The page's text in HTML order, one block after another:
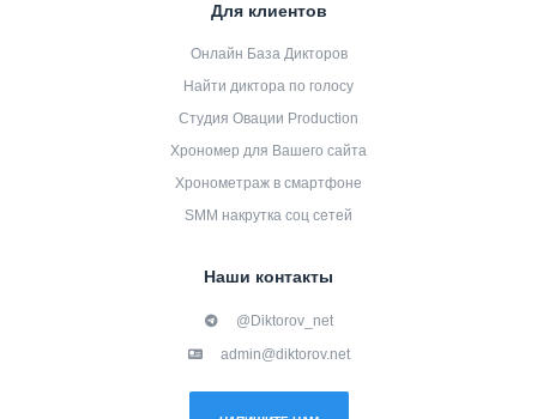
Для клиентов
Онлайн База Дикторов
Найти диктора по голосу
Студия Овации Production
Хрономер для Вашего сайта
Хронометраж в смартфоне
SMM накрутка соц сетей
Наши контакты
@Diktorov_net
admin@diktorov.net